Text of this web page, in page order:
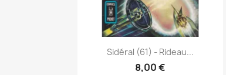
Pikakatselu
Sidéral (61) - Rideau...
8,00 €